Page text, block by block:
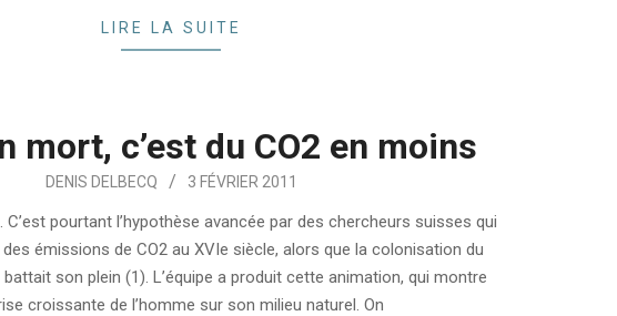
LIRE LA SUITE
mort, c’est du CO2 en moins
DENIS DELBECQ 3 FÉVRIER 2011
pourtant l’hypothèse avancée par des chercheurs suisses qui
émissions de CO2 au XVIe siècle, alors que la colonisation du
son plein (1). L’équipe a produit cette animation, qui montre
croissante de l’homme sur son milieu naturel. On